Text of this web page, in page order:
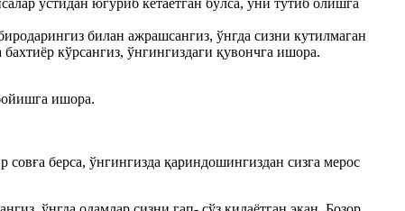
билан ажрашсангиз, ўнгда сизни кутилмаган
кўрсангиз, ўнгингиздаги қувончга ишора.
ишора.
совға берса, ўнгингизда қариндошингиздан сизга мерос